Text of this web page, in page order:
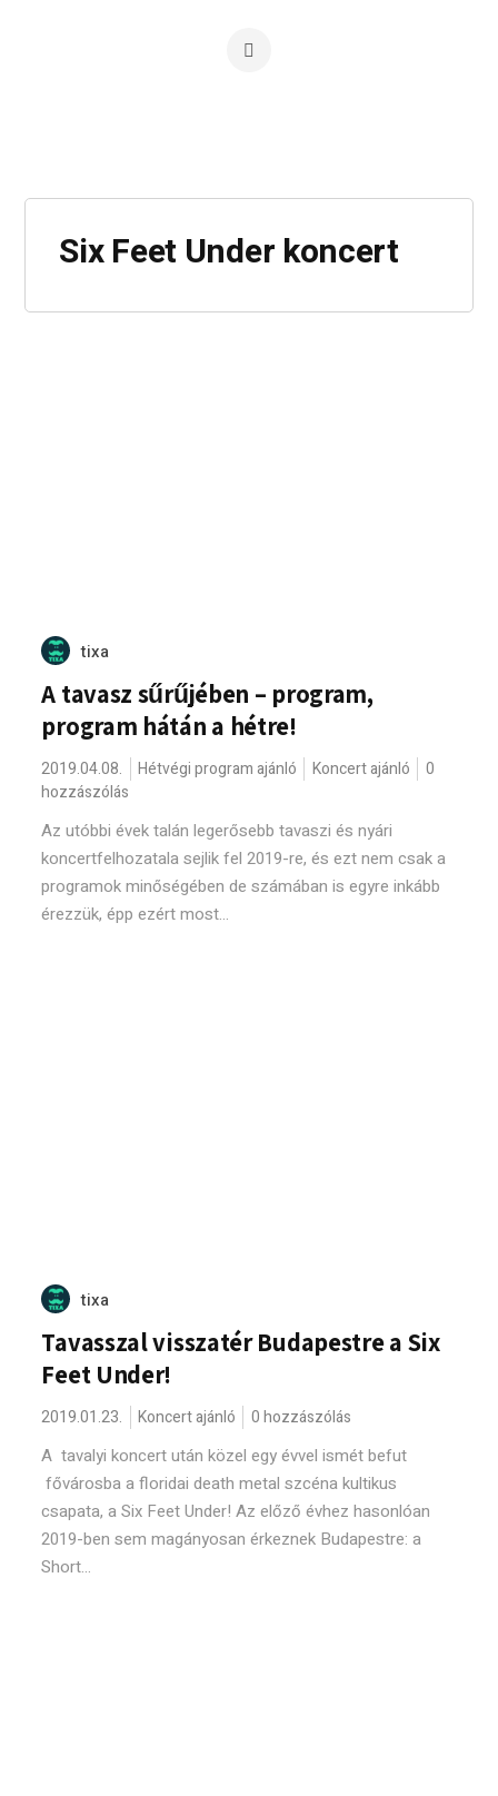
Six Feet Under koncert
tixa
A tavasz sűrűjében – program,
program hátán a hétre!
2019.04.08. Hétvégi program ajánló Koncert ajánló
0
hozzászólás
Az utóbbi évek talán legerősebb tavaszi és nyári
koncertfelhozatala sejlik fel 2019-re, és ezt nem csak a
programok minőségében de számában is egyre inkább
érezzük, épp ezért most...
tixa
Tavasszal visszatér Budapestre a Six
Feet Under!
2019.01.23. Koncert ajánló 0 hozzászólás
A tavalyi koncert után közel egy évvel ismét befut
fővárosba a floridai death metal szcéna kultikus
csapata, a Six Feet Under! Az előző évhez hasonlóan
2019-ben sem magányosan érkeznek Budapestre: a
Short...